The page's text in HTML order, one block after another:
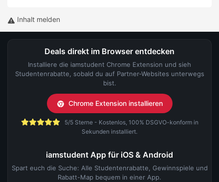
Inhalt melden
Deals direkt im Browser entdecken
Installiere die iamstudent Chrome Extension und sieh
Studentenrabatte, sobald du auf Partner-Websites unterwegs
bist.
Chrome Extension installieren
5/5 Sterne - Kostenlos, 100% DSGVO-konform in
Sekunden installiert.
iamstudent App für iOS & Android
Spart euch die Suche: Alle Studentenrabatte, Gewinnspiele und
Rabatt-Map bequem in einer App.